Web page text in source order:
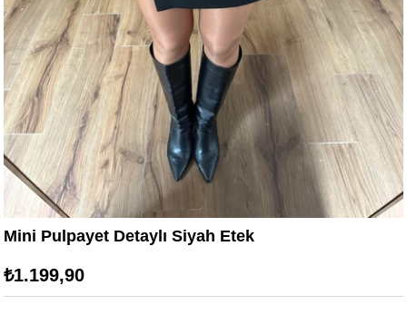
Mini Pulpayet Detaylı Siyah Etek
₺1.199,90